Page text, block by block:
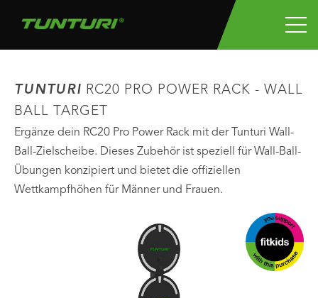
TUNTURI RC20 PRO POWER RACK - WALL
BALL TARGET
Ergänze dein RC20 Pro Power Rack mit der Tunturi Wall-
Ball-Zielscheibe. Dieses Zubehör ist speziell für Wall-Ball-
Übungen konzipiert und bietet die offiziellen
Wettkampfhöhen für Männer und Frauen.